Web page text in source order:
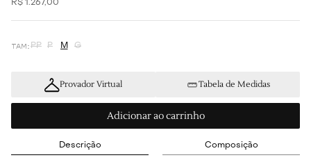
R$ 1 .267,00
PP P M G
Provador Virtual Tabela de Medidas
Adicionar ao carrinho
Descrição Composição